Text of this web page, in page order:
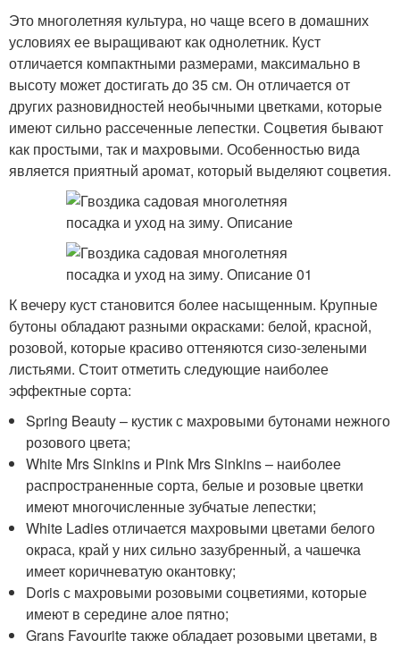
Это многолетняя культура, но чаще всего в домашних
условиях ее выращивают как однолетник. Куст
отличается компактными размерами, максимально в
высоту может достигать до 35 см. Он отличается от
других разновидностей необычными цветками, которые
имеют сильно рассеченные лепестки. Соцветия бывают
как простыми, так и махровыми. Особенностью вида
является приятный аромат, который выделяют соцветия.
К вечеру куст становится более насыщенным. Крупные
бутоны обладают разными окрасками: белой, красной,
розовой, которые красиво оттеняются сизо-зелеными
листьями. Стоит отметить следующие наиболее
эффектные сорта:
Spring Beauty – кустик с махровыми бутонами нежного
розового цвета;
White Mrs Sinkins и Pink Mrs Sinkins – наиболее
распространенные сорта, белые и розовые цветки
имеют многочисленные зубчатые лепестки;
White Ladies отличается махровыми цветами белого
окраса, край у них сильно зазубренный, а чашечка
имеет коричневатую окантовку;
Doris с махровыми розовыми соцветиями, которые
имеют в середине алое пятно;
Grans Favourite также обладает розовыми цветами, в